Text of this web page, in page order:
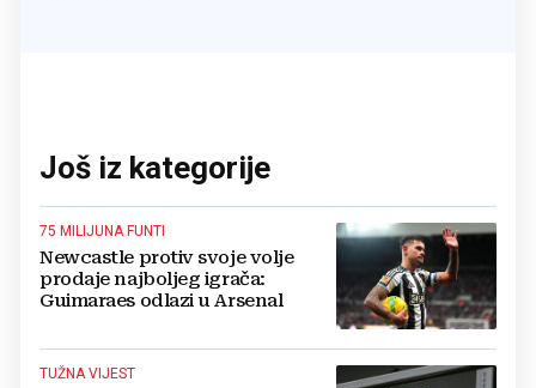
Još iz kategorije
75 MILIJUNA FUNTI
Newcastle protiv svoje volje
prodaje najboljeg igrača:
Guimaraes odlazi u Arsenal
TUŽNA VIJEST